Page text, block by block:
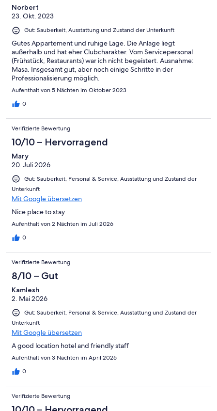
Norbert
23. Okt. 2023
Gut: Sauberkeit, Ausstattung und Zustand der Unterkunft
Gutes Appartement und ruhige Lage. Die Anlage liegt
außerhalb und hat eher Clubcharakter. Vom Servicepersonal
(Frühstück, Restaurants) war ich nicht begeistert. Ausnahme:
Masa. Insgesamt gut, aber noch einige Schritte in der
Professionalisierung möglich.
Aufenthalt von 5 Nächten im Oktober 2023
0
Verifizierte Bewertung
10/10 – Hervorragend
Mary
20. Juli 2026
Gut: Sauberkeit, Personal & Service, Ausstattung und Zustand der
Unterkunft
Mit Google übersetzen
Nice place to stay
Aufenthalt von 2 Nächten im Juli 2026
0
Verifizierte Bewertung
8/10 – Gut
Kamlesh
2. Mai 2026
Gut: Sauberkeit, Personal & Service, Ausstattung und Zustand der
Unterkunft
Mit Google übersetzen
A good location hotel and friendly staff
Aufenthalt von 3 Nächten im April 2026
0
Verifizierte Bewertung